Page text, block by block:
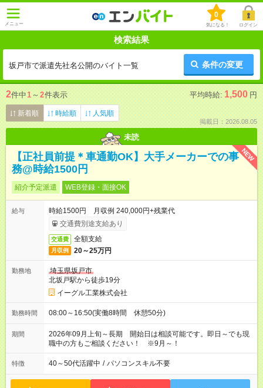
メニュー
0
気になる！ ログイン
検索結果
坂戸市で派遣先社名公開のバイト一覧 条件の変更
2件中1 ～ 2件表示 平均時給: 1,500 円
新着順 時給順 人気順
掲載日：2026.08.05
未読
NEW
【正社員前提＊車通勤OK】大手メーカーでの事
務@時給1500円
紹介予定派遣 WEB登録・面接OK
給与
時給1500円 月収例 240,000円+残業代
交通費別途支給あり
交通費 全額支給
月収例 20～25万円
勤務地
埼玉県坂戸市
北坂戸駅から徒歩19分
イーグル工業株式会社
勤務時間 08:00～16:50(実働8時間 休憩50分)
期間
2026年09月上旬～長期 開始日は相談可能です。即日～でも現
職中の方もご相談ください！ ※9月～！
特徴 40～50代活躍中 / パソコンスキル不要